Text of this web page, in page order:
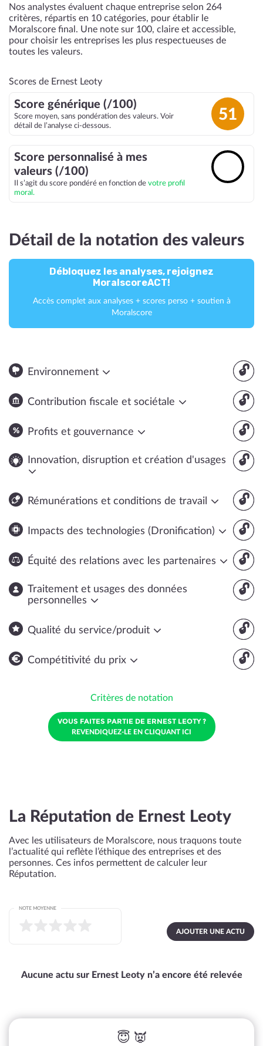
Nos analystes évaluent chaque entreprise selon 264
critères, répartis en 10 catégories, pour établir le
Moralscore final. Une note sur 100, claire et accessible,
pour choisir les entreprises les plus respectueuses de
toutes les valeurs.
Scores de Ernest Leoty
Score générique (/100)
Score moyen, sans pondération des valeurs. Voir
détail de l’analyse ci-dessous.
51
Score personnalisé à mes
valeurs (/100)
Il s’agit du score pondéré en fonction de votre profil
moral.
Détail de la notation des valeurs
Débloquez les analyses, rejoignez
MoralscoreACT!
Accès complet aux analyses + scores perso + soutien à
Moralscore
🔓
Environnement
🔓
Contribution fiscale et sociétale
🔓
Profits et gouvernance
🔓
Innovation, disruption et création d'usages
🔓
Rémunérations et conditions de travail
🔓
Impacts des technologies (Dronification)
🔓
Équité des relations avec les partenaires
🔓
Traitement et usages des données
personnelles
🔓
Qualité du service/produit
🔓
Compétitivité du prix
Critères de notation
VOUS FAITES PARTIE DE ERNEST LEOTY ?
REVENDIQUEZ-LE EN CLIQUANT ICI
La Réputation de Ernest Leoty
Avec les utilisateurs de Moralscore, nous traquons toute
l’actualité qui reflète l’éthique des entreprises et des
personnes. Ces infos permettent de calculer leur
Réputation.
AJOUTER UNE ACTU
NOTE MOYENNE
Aucune actu sur Ernest Leoty n’a encore été relevée
😇 👿